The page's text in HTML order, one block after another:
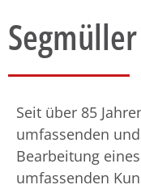
Segmüller
Seit über 85
umfassenden
Bearbeitung
umfassenden